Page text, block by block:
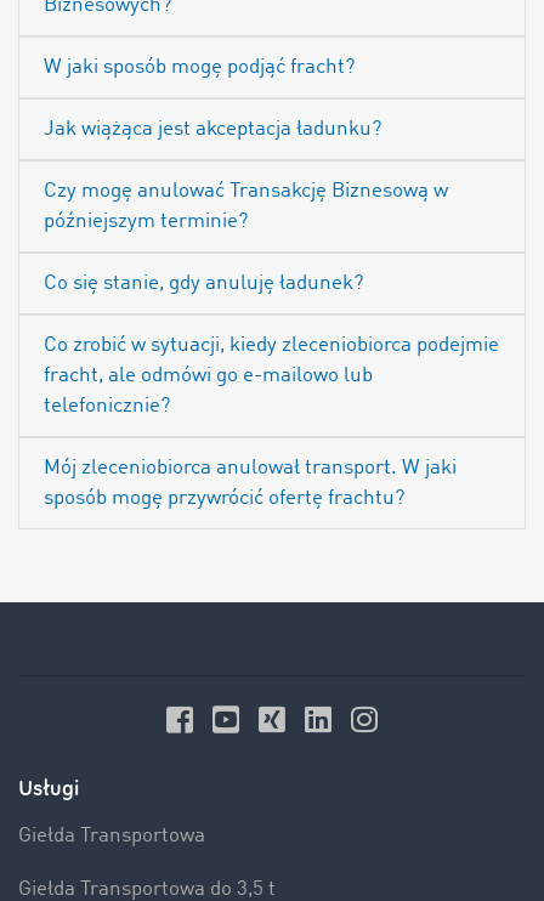
Biznesowych?
W jaki sposób mogę podjąć fracht?
Jak wiążąca jest akceptacja ładunku?
Czy mogę anulować Transakcję Biznesową w
późniejszym terminie?
Co się stanie, gdy anuluję ładunek?
Co zrobić w sytuacji, kiedy zleceniobiorca podejmie
fracht, ale odmówi go e-mailowo lub
telefonicznie?
Mój zleceniobiorca anulował transport. W jaki
sposób mogę przywrócić ofertę frachtu?
Usługi
Giełda Transportowa
Giełda Transportowa do 3,5 t